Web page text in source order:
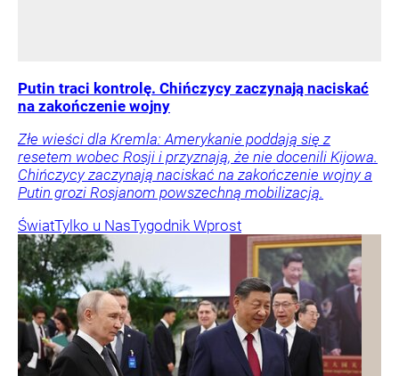
Putin traci kontrolę. Chińczycy zaczynają naciskać
na zakończenie wojny
Złe wieści dla Kremla: Amerykanie poddają się z
resetem wobec Rosji i przyznają, że nie docenili Kijowa.
Chińczycy zaczynają naciskać na zakończenie wojny a
Putin grozi Rosjanom powszechną mobilizacją.
ŚwiatTylko u NasTygodnik Wprost